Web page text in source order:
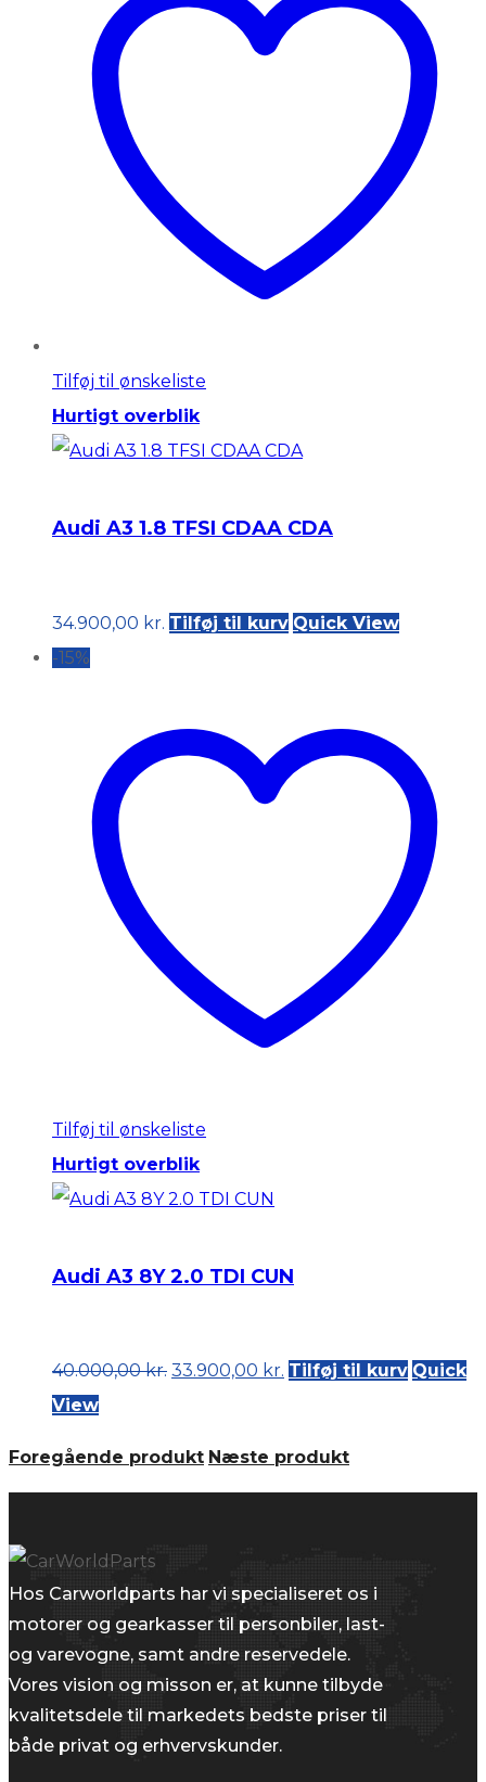
Tilføj til ønskeliste
Hurtigt overblik
Audi A3 1.8 TFSI CDAA CDA
34.900,00 kr. Tilføj til kurv Quick View
-15%
Tilføj til ønskeliste
Hurtigt overblik
Audi A3 8Y 2.0 TDI CUN
40.000,00kr. Original
33.900,00 kr. Current
Tilføj til kurv Quick
View
Foregående produkt Næste produkt
Hos Carworldparts har vi specialiseret os i
motorer og gearkasser til personbiler, last-
og varevogne, samt andre reservedele.
Vores vision og misson er, at kunne tilbyde
kvalitetsdele til markedets bedste priser til
både privat og erhvervskunder.